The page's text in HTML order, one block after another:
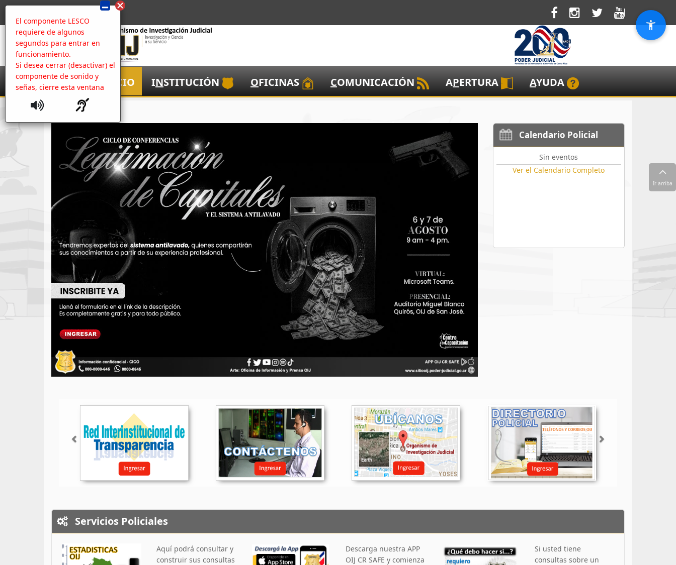
El componente LESCO
requiere de algunos
segundos para entrar en
funcionamiento.
Si desea cerrar (desactivar) el
componente de sonido y
señas, cierre esta ventana
NICIO INSTITUCIÓN OFICINAS COMUNICACIÓN APERTURA AYUDA
Calendario Policial
Sin eventos
Ver el Calendario Completo
Anterior
Servicios Policiales
Aquí podrá consultar y
construir sus consultas
Descarga nuestra APP
OIJ CR SAFE y comienza
Si usted tiene
consultas sobre un
Ir arriba